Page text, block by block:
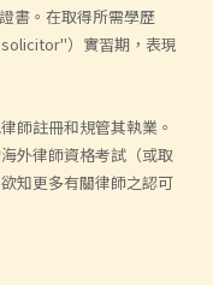
書。在取得所需學歷
）實習期，表現
師註冊和規管其執業。
外律師資格考試（或取
知更多有關律師之認可